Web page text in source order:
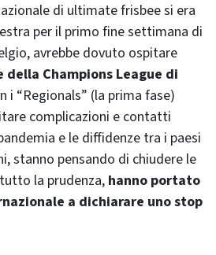
di ultimate frisbee si era
per il primo fine settimana di
avrebbe dovuto ospitare
Champions League di
i “Regionals” (la prima fase)
complicazioni e contatti
e le diffidenze tra i paesi
stanno pensando di chiudere le
la prudenza, hanno portato
a dichiarare uno stop